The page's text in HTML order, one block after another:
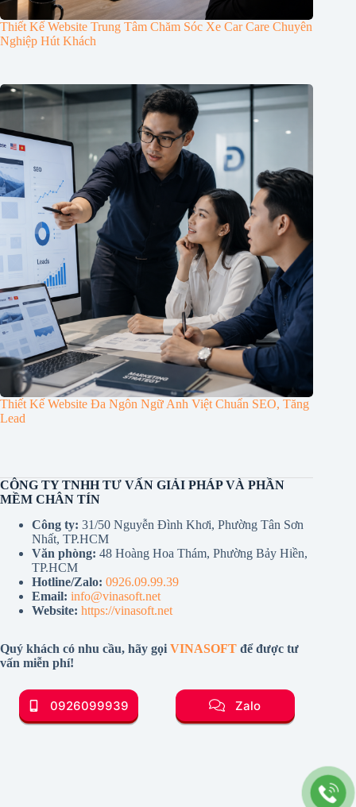
Thiết Kế Website Trung Tâm Chăm Sóc Xe Car Care Chuyên
Nghiệp Hút Khách
Thiết Kế Website Đa Ngôn Ngữ Anh Việt Chuẩn SEO, Tăng
Lead
CÔNG TY TNHH TƯ VẤN GIẢI PHÁP VÀ PHẦN
MỀM CHÂN TÍN
Công ty: 31/50 Nguyễn Đình Khơi, Phường Tân Sơn
Nhất, TP.HCM
Văn phòng: 48 Hoàng Hoa Thám, Phường Bảy Hiền,
TP.HCM
Hotline/Zalo: 0926.09.99.39
Email: info@vinasoft.net
Website: https://vinasoft.net
Quý khách có nhu cầu, hãy gọi VINASOFT để được tư
vấn miễn phí!
0926099939 Zalo